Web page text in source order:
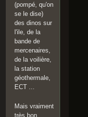
https:
//www
.youtu
be.co
m/wat
ch?
v=JG
aapi-
MOhs
(pompé, qu'on
se le dise)
des dinos sur
l'ile, de la
bande de
mercenaires,
de la voilière,
la station
géothermale,
ECT ...
Mais vraiment
très bon